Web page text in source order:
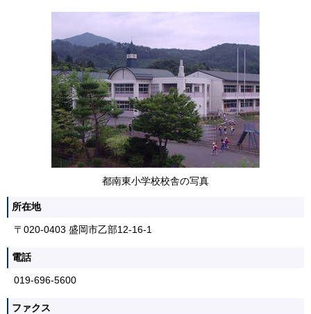
都南東小学校校舎の写真
所在地
〒020-0403 盛岡市乙部12-16-1
電話
019-696-5600
ファクス